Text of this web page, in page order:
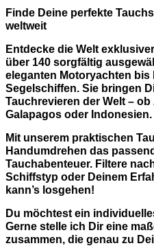
Finde Deine perfekte
weltweit
Entdecke die Welt
über 140 sorgfältig
eleganten Motoryachten bis
Segelschiffen. Sie bringen
Tauchrevieren der Welt –
Galapagos oder Indonesien.
Mit unserem praktischen
Handumdrehen das
Tauchabenteuer. Filtere
Schiffstyp oder Deinem
kann’s losgehen!
Du möchtest ein
Gerne stelle ich Dir eine
zusammen, die genau zu